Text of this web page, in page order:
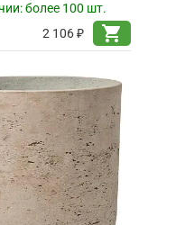
более 100 шт.
2 106 ₽
shopping_cart